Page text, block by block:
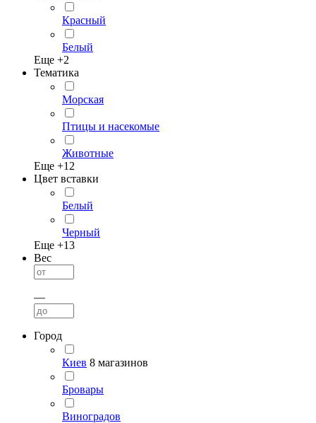
Красный
Белый
Еще +2
Тематика
Морская
Птицы и насекомые
Животные
Еще +12
Цвет вставки
Белый
Черный
Еще +13
Вес
—
Город
Киев 8 магазинов
Бровары
Виноградов